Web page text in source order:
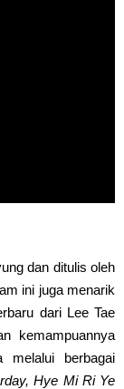
dan ditulis oleh
ini juga menarik
dari Lee Tae
kemampuannya
melalui berbagai
Hye Mi Ri Ye